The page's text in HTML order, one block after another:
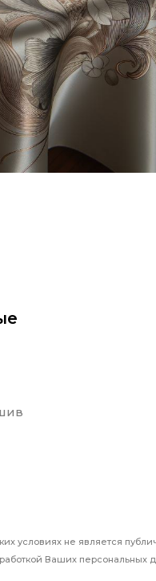
условиях не является
Ваших персональных